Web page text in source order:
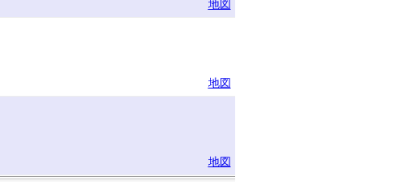
地図
地図
地図